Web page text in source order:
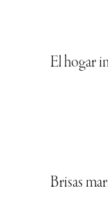
El hogar
Brisas